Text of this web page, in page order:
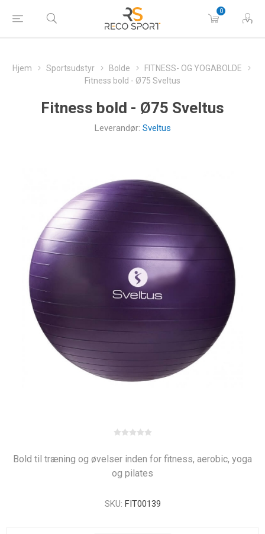
0
Hjem Sportsudstyr Bolde
FITNESS- OG YOGABOLDE
Fitness bold - Ø75 Sveltus
Fitness bold - Ø75 Sveltus
Leverandør: Sveltus
Bold til træning og øvelser inden for fitness, aerobic, yoga
og pilates
SKU: FIT00139